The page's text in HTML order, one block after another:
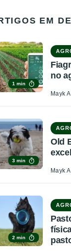
EM
1 min
no
Mayk
3 min
Old
Mayk
2 min